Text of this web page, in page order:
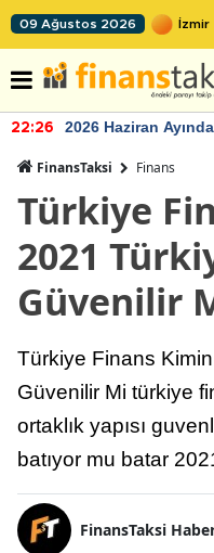
09 Ağustos 2026
22:26 2026 Haziran
FinansTaksi Finans
Türkiye
2021
Güvenilir
Türkiye Finans
Güvenilir Mi türkiye
ortaklık yapısı
batıyor mu batar
FinansTaksi